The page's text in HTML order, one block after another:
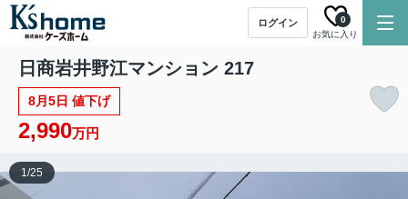
ログイン
お気に入り
0
日商岩井野江マンション 217
8月5日 値下げ
2,990万円
1/25